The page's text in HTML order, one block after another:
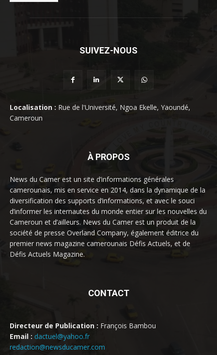
SUIVEZ-NOUS
Localisation : Rue de l'Université, Ngoa Ekelle, Yaoundé,
Cameroun
À PROPOS
News du Camer est un site d’informations générales
camerounais, mis en service en 2014, dans la dynamique de la
diversification des supports d’informations, et avec le souci
d’informer les internautes du monde entier sur les nouvelles du
Cameroun et d’ailleurs. News du Camer est un produit de la
société de presse Overland Company, également éditrice du
premier news magazine camerounais Défis Actuels, et de
Défis Actuels Magazine.
CONTACT
Directeur de Publication : François Bambou
Email : dactuel@yahoo.fr
redaction@newsducamer.com